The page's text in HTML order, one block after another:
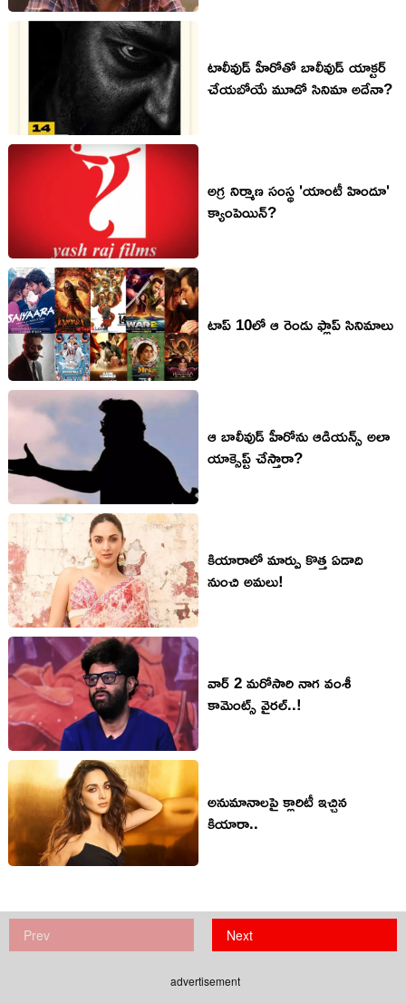
టాలీవుడ్ హీరోతో బాలీవుడ్ యాక్ట‌ర్
చేయ‌బోయే మూడో సినిమా అదేనా?
అగ్ర నిర్మాణ సంస్థ 'యాంటీ హిందూ'
క్యాంపెయిన్?
టాప్ 10లో ఆ రెండు ఫ్లాప్ సినిమాలు
ఆ బాలీవుడ్ హీరోను ఆడియ‌న్స్ అలా
యాక్సెప్ట్ చేస్తారా?
కియారాలో మార్పు కొత్త ఏడాది
నుంచి అమ‌లు!
వార్ 2 మరోసారి నాగ వంశీ
కామెంట్స్ వైరల్..!
అనుమానాలపై క్లారిటీ ఇచ్చిన
కియారా..
Prev Next
advertisement